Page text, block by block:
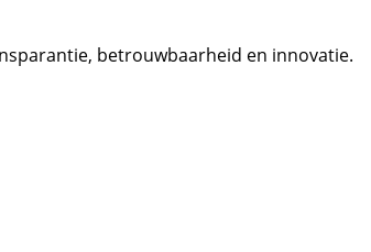
betrouwbaarheid en innovatie.